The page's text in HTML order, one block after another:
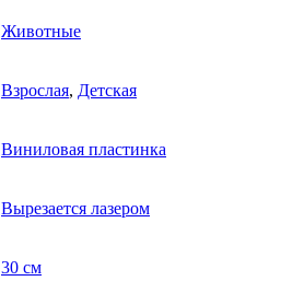
Животные
Взрослая, Детская
Виниловая пластинка
Вырезается лазером
30 см